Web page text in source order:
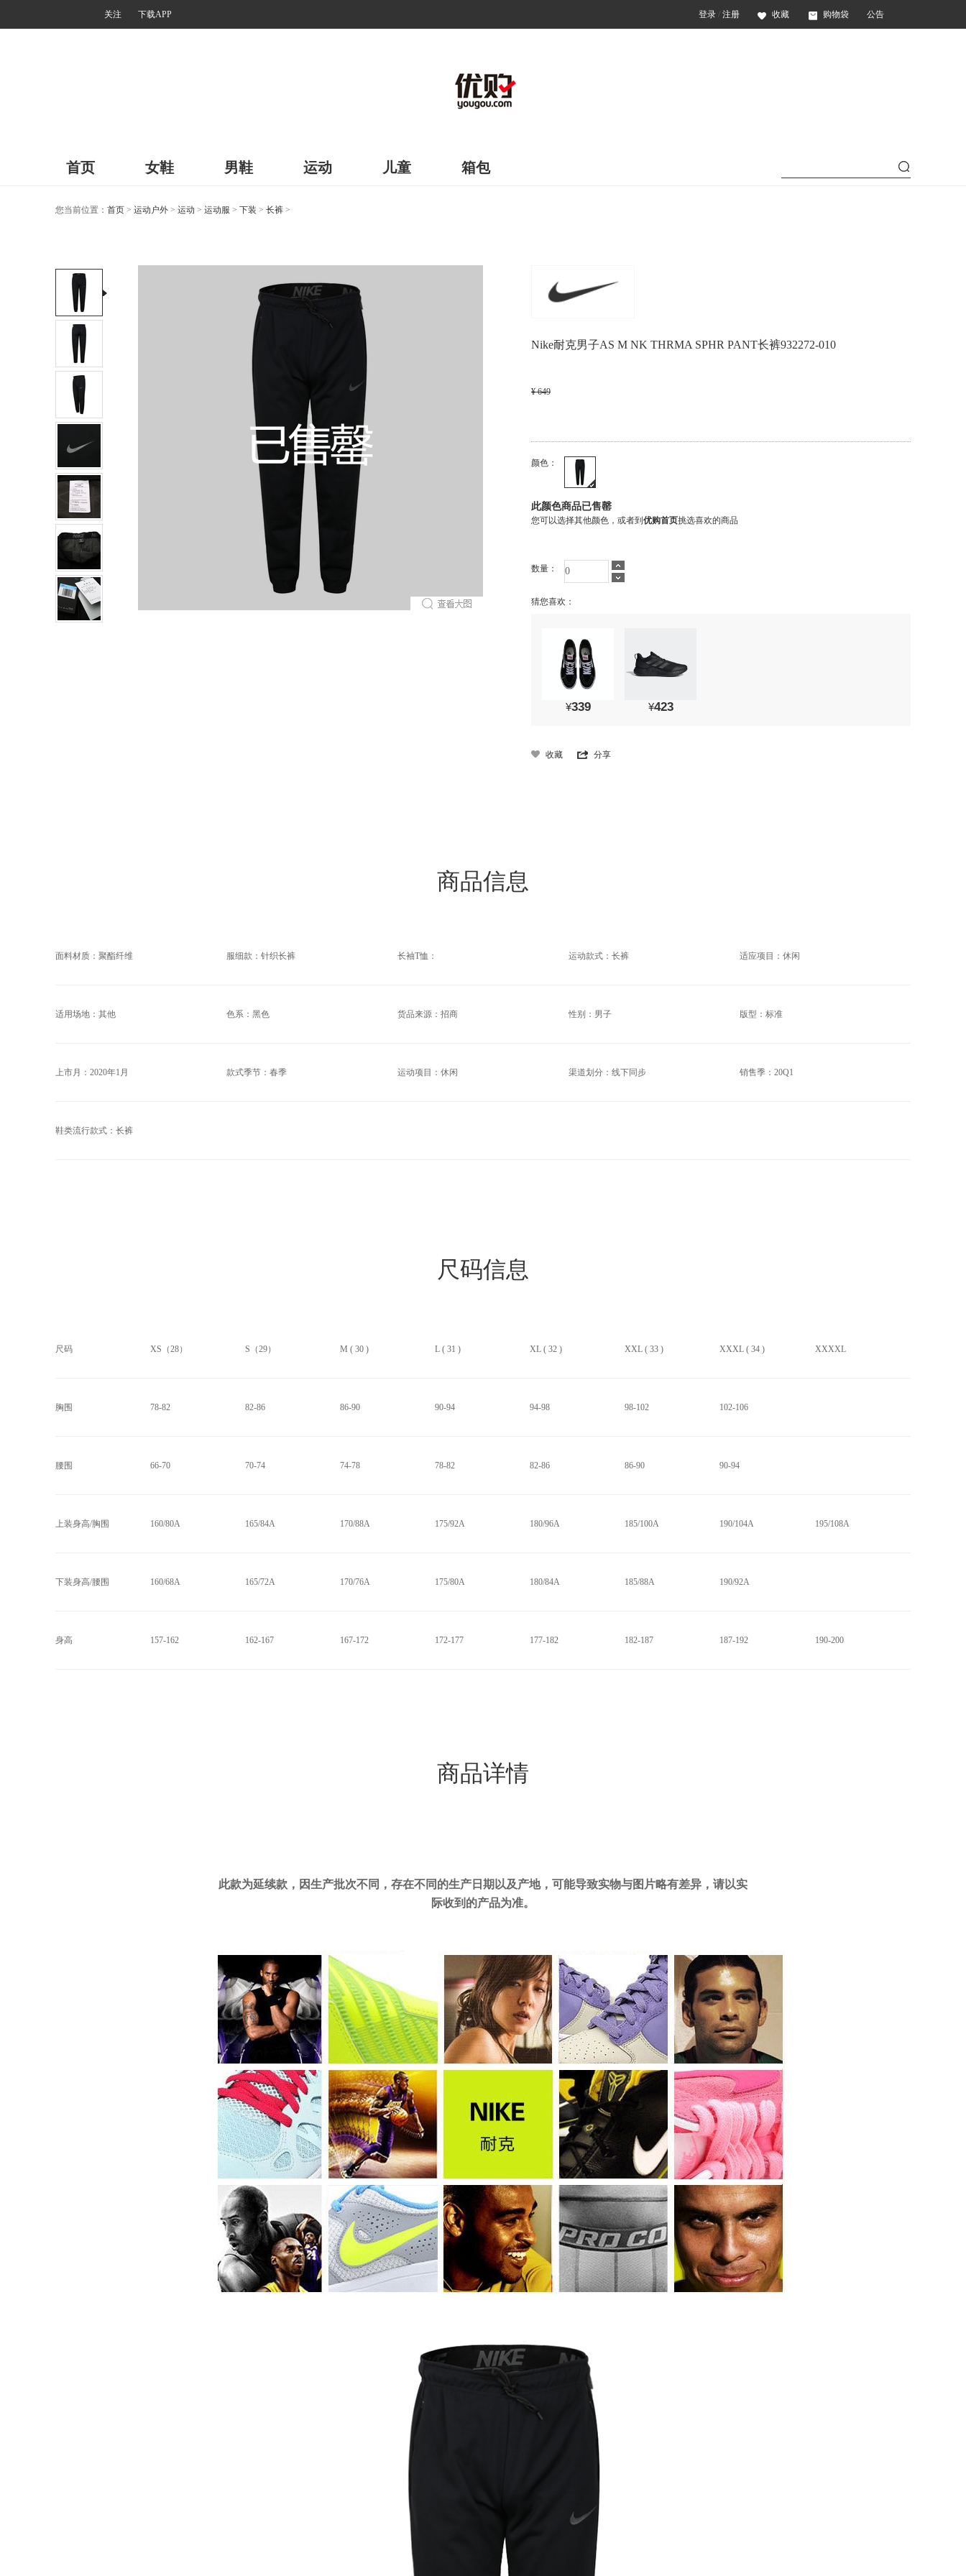
关注 下载APP 登录 / 注册 收藏 购物袋 公告
首页 女鞋 男鞋 运动 儿童 箱包
您当前位置： 首页 > 运动户外 > 运动 > 运动服 > 下装 > 长裤 >
Nike耐克男子AS M NK THRMA SPHR PANT长裤932272-010
¥ 649
颜色：
此颜色商品已售罄
您可以选择其他颜色，或者到 优购首页挑选喜欢的商品
数量：
猜您喜欢：
¥339 ¥423
收藏 分享
商品信息
面料材质：聚酯纤维 服细款：针织长裤 长袖T恤： 运动款式：长裤 适应项目：休闲
适用场地：其他 色系：黑色 货品来源：招商 性别：男子 版型：标准
上市月：2020年1月 款式季节：春季 运动项目：休闲 渠道划分：线下同步 销售季：20Q1
鞋类流行款式：长裤
尺码信息
尺码 XS（28） S（29） M ( 30 ) L ( 31 ) XL ( 32 ) XXL ( 33 ) XXXL ( 34 ) XXXXL
胸围 78-82 82-86 86-90 90-94 94-98 98-102 102-106
腰围 66-70 70-74 74-78 78-82 82-86 86-90 90-94
上装身高/胸围 160/80A 165/84A 170/88A 175/92A 180/96A 185/100A 190/104A 195/108A
下装身高/腰围 160/68A 165/72A 170/76A 175/80A 180/84A 185/88A 190/92A
身高 157-162 162-167 167-172 172-177 177-182 182-187 187-192 190-200
商品详情
此款为延续款，因生产批次不同，存在不同的生产日期以及产地，可能导致实物与图片略有差异，请以实
际收到的产品为准。